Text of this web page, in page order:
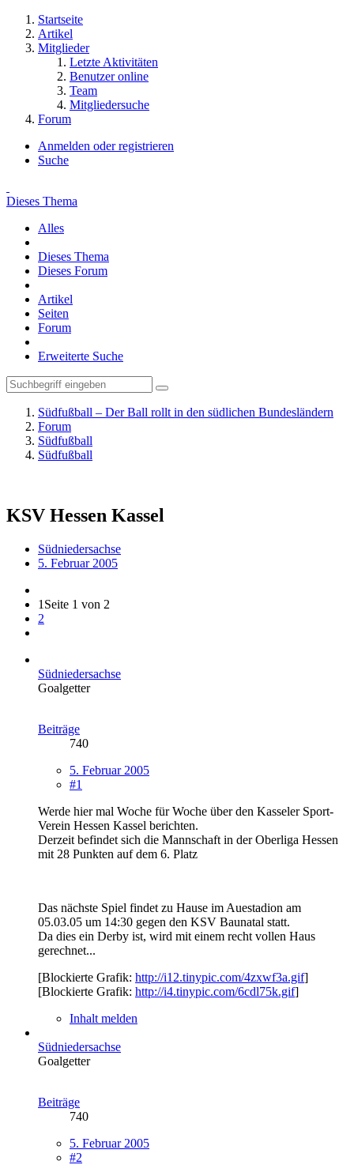
Startseite
Artikel
Mitglieder
Letzte Aktivitäten
Benutzer online
Team
Mitgliedersuche
Forum
Anmelden oder registrieren
Suche
Dieses Thema
Alles
Dieses Thema
Dieses Forum
Artikel
Seiten
Forum
Erweiterte Suche
Südfußball – Der Ball rollt in den südlichen Bundesländern
Forum
Südfußball
Südfußball
KSV Hessen Kassel
Südniedersachse
5. Februar 2005
1 Seite 1 von 2
2
Südniedersachse
Goalgetter
Beiträge
740
5. Februar 2005
#1
Werde hier mal Woche für Woche über den Kasseler Sport-
Verein Hessen Kassel berichten.
Derzeit befindet sich die Mannschaft in der Oberliga Hessen
mit 28 Punkten auf dem 6. Platz
Das nächste Spiel findet zu Hause im Auestadion am
05.03.05 um 14:30 gegen den KSV Baunatal statt.
Da dies ein Derby ist, wird mit einem recht vollen Haus
gerechnet...
[Blockierte Grafik: http://i12.tinypic.com/4zxwf3a.gif]
[Blockierte Grafik: http://i4.tinypic.com/6cdl75k.gif]
Inhalt melden
Südniedersachse
Goalgetter
Beiträge
740
5. Februar 2005
#2